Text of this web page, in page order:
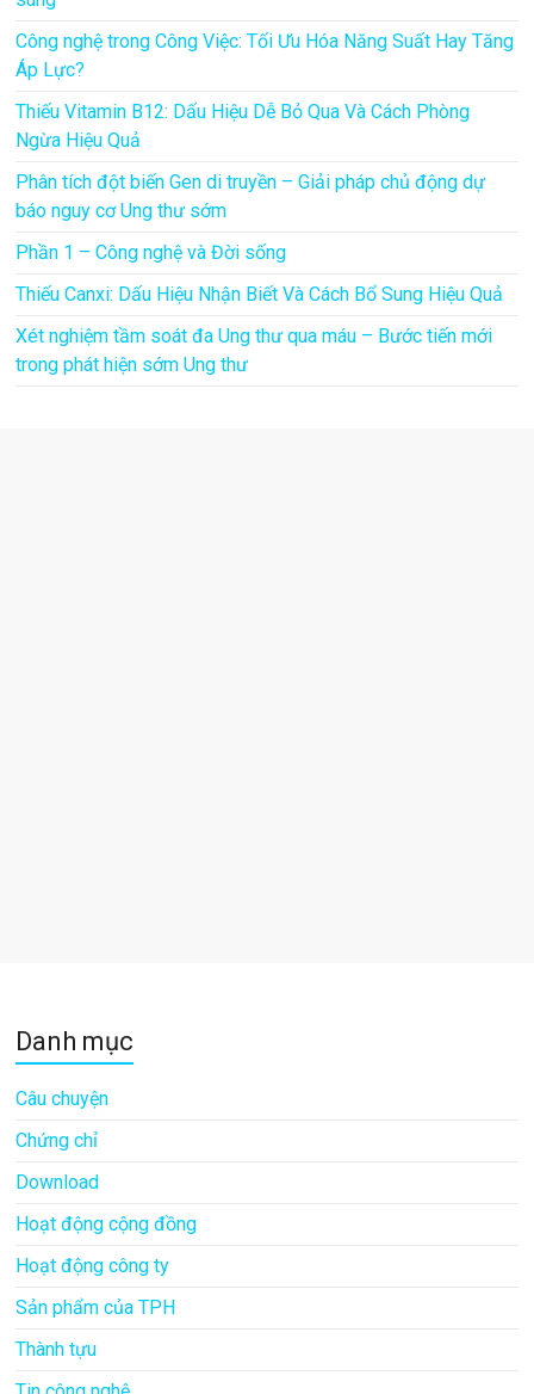
Công nghệ trong Công Việc: Tối Ưu Hóa Năng Suất Hay Tăng
Áp Lực?
Thiếu Vitamin B12: Dấu Hiệu Dễ Bỏ Qua Và Cách Phòng
Ngừa Hiệu Quả
Phân tích đột biến Gen di truyền – Giải pháp chủ động dự
báo nguy cơ Ung thư sớm
Phần 1 – Công nghệ và Đời sống
Thiếu Canxi: Dấu Hiệu Nhận Biết Và Cách Bổ Sung Hiệu Quả
Xét nghiệm tầm soát đa Ung thư qua máu – Bước tiến mới
trong phát hiện sớm Ung thư
Danh mục
Câu chuyện
Chứng chỉ
Download
Hoạt động cộng đồng
Hoạt động công ty
Sản phẩm của TPH
Thành tựu